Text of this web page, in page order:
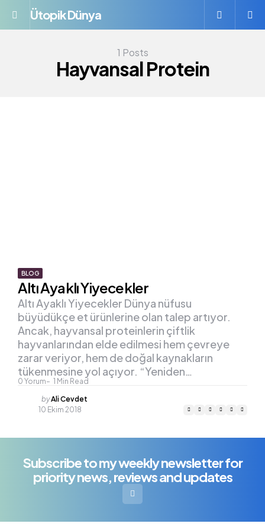
Menü
Ütopik Dünya
1 Posts
Hayvansal Protein
BLOG
Altı Ayaklı Yiyecekler
0 Yorum 1 Min Read
Altı Ayaklı Yiyecekler Dünya nüfusu
büyüdükçe et ürünlerine olan talep artıyor.
Ancak, hayvansal proteinlerin çiftlik
hayvanlarından elde edilmesi hem çevreye
zarar veriyor, hem de doğal kaynakların
tükenmesine yol açıyor. “Yeniden…
Posted
by
byAli Cevdet
10 Ekim 2018
Subscribe to my weekly newsletter for
priority news, reviews and updates